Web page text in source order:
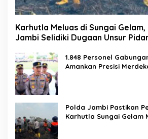
Karhutla Meluas di Sungai
Jambi Selidiki Dugaan Unsur
1.848 Personel
Amankan Presisi
Polda Jambi Pastikan
Karhutla Sungai Gelam